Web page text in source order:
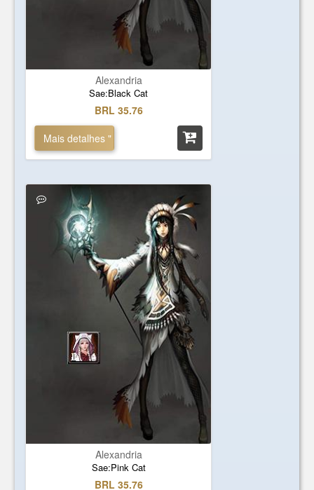
Alexandria
Sae:Black Cat
BRL 35.76
Mais detalhes "
Alexandria
Sae:Pink Cat
BRL 35.76